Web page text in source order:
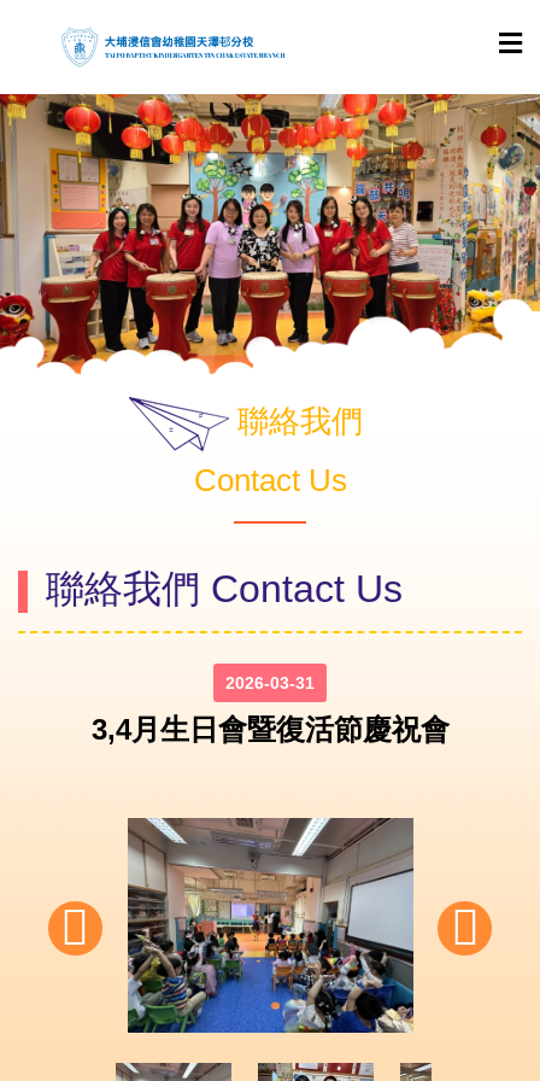
聯絡我們
Contact Us
聯絡我們 Contact Us
2026-03-31
3,4月生日會暨復活節慶祝會